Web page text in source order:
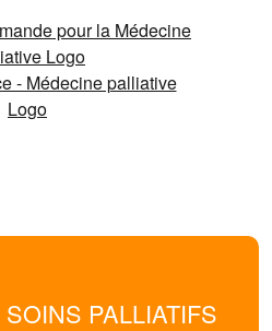
PALLIATIFS